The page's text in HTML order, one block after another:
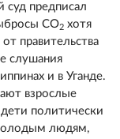
суд предписал
СО2 хотя
правительства
слушания
и в Уганде.
взрослые
политически
людям,